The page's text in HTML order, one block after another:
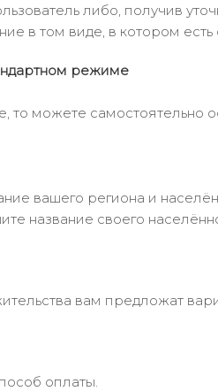
либо, получив
в том виде, в котором
режиме
то можете самостоятельно
вашего региона и
название своего
вам предложат
оплаты.